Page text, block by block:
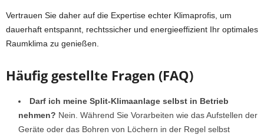
Vertrauen Sie daher auf die Expertise echter Klimaprofis, um
dauerhaft entspannt, rechtssicher und energieeffizient Ihr optimales
Raumklima zu genießen.
Häufig gestellte Fragen (FAQ)
Darf ich meine Split-Klimaanlage selbst in Betrieb
nehmen? Nein. Während Sie Vorarbeiten wie das Aufstellen der
Geräte oder das Bohren von Löchern in der Regel selbst